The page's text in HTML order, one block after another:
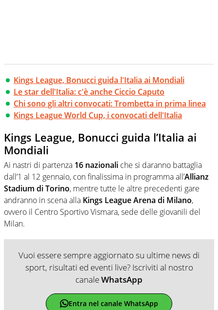
Kings League, Bonucci guida l'Italia ai Mondiali
Le star dell'Italia: c'è anche Ciccio Caputo
Chi sono gli altri convocati: Trombetta in prima linea
Kings League World Cup, i convocati dell'Italia
Kings League, Bonucci guida l’Italia ai
Mondiali
Ai nastri di partenza 16 nazionali che si daranno battaglia
dall’1 al 12 gennaio, con finalissima in programma all’Allianz
Stadium di Torino, mentre tutte le altre precedenti gare
andranno in scena alla Kings League Arena di Milano,
ovvero il Centro Sportivo Vismara, sede delle giovanili del
Milan.
Vuoi essere sempre aggiornato su ultime news di
sport, risultati ed eventi live? Iscriviti al nostro
canaleWhatsApp
Entra nel canale WhatsApp